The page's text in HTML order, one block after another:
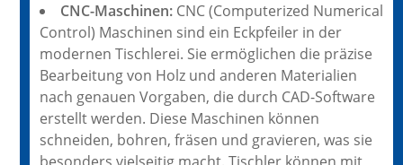
CNC-Maschinen:CNC (Computerized Numerical
Control) Maschinen sind ein Eckpfeiler in der
modernen Tischlerei. Sie ermöglichen die präzise
Bearbeitung von Holz und anderen Materialien
nach genauen Vorgaben, die durch CAD-Software
erstellt werden. Diese Maschinen können
schneiden, bohren, fräsen und gravieren, was sie